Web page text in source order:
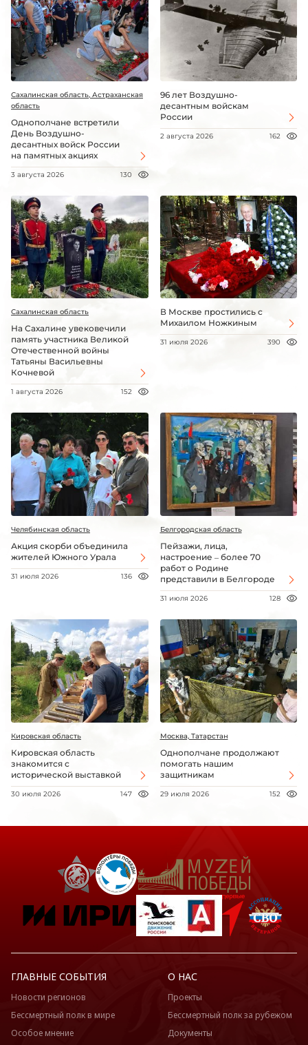
Сахалинская область, Астраханская
область
Однополчане встретили
День Воздушно-
десантных войск России
на памятных акциях
3 августа 2026 130
96 лет Воздушно-
десантным войскам
России
2 августа 2026 162
Сахалинская область
На Сахалине увековечили
память участника Великой
Отечественной войны
Татьяны Васильевны
Кочневой
1 августа 2026 152
В Москве простились с
Михаилом Ножкиным
31 июля 2026 390
Челябинская область
Акция скорби объединила
жителей Южного Урала
31 июля 2026 136
Белгородская область
Пейзажи, лица,
настроение – более 70
работ о Родине
представили в Белгороде
31 июля 2026 128
Кировская область
Кировская область
знакомится с
исторической выставкой
30 июля 2026 147
Москва, Татарстан
Однополчане продолжают
помогать нашим
защитникам
29 июля 2026 152
ГЛАВНЫЕ СОБЫТИЯ
Новости регионов
Бессмертный полк в мире
Особое мнение
О НАС
Проекты
Бессмертный полк за рубежом
Документы